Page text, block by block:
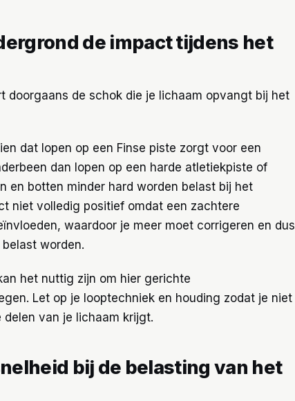
de impact tijdens het
doorgaans de schok die je lichaam opvangt bij het
dat lopen op een Finse piste zorgt voor een
dan lopen op een harde atletiekpiste of
en botten minder hard worden belast bij het
niet volledig positief omdat een zachtere
waardoor je meer moet corrigeren en dus
worden.
het nuttig zijn om hier gerichte
Let op je looptechniek en houding zodat je niet
van je lichaam krijgt.
bij de belasting van het